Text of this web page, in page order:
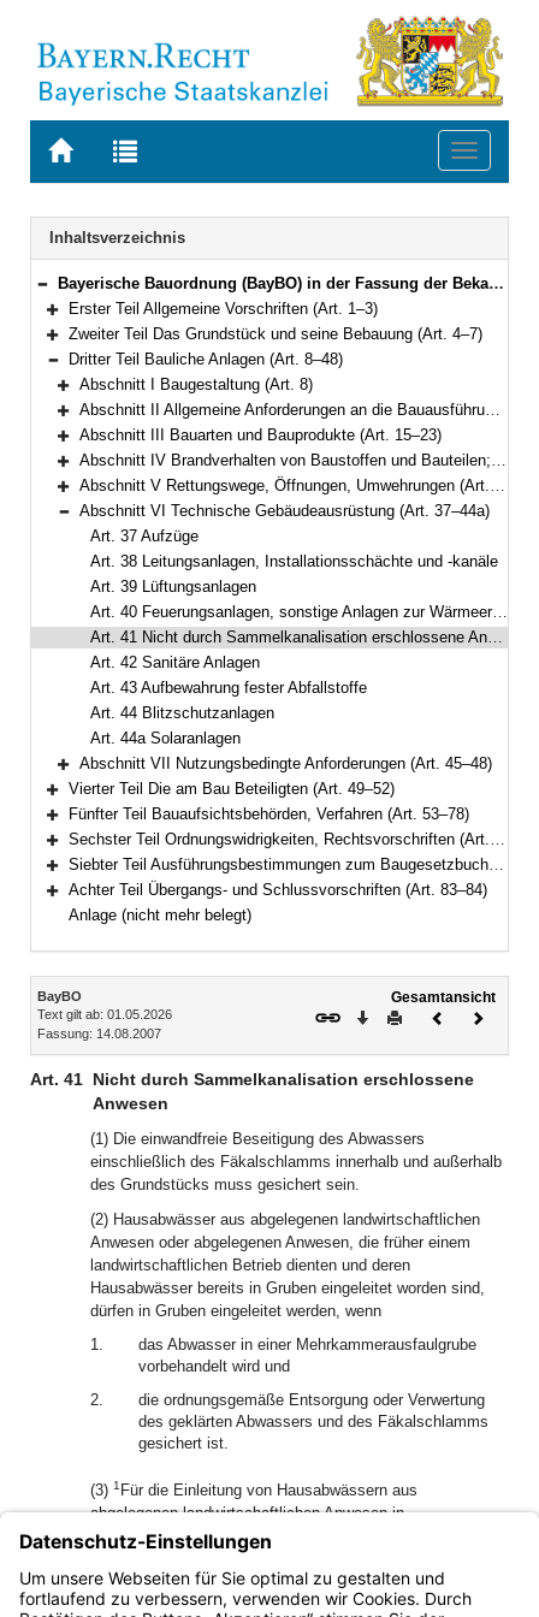
Zur
BAYERN.RECHT
Zur
letzten
Suche
Toggle
Navigation
Inhaltsverzeichnis
Bereich reduzieren
Bayerische Bauordnung (BayBO) in der Fassung der Bekanntmachung vom 14. August 2007 (GVBl. S. 588) BayRS 2132-1-B (Art. 1–84)
Bereich erweitern
Erster Teil Allgemeine Vorschriften (Art. 1–3)
Bereich erweitern
Zweiter Teil Das Grundstück und seine Bebauung (Art. 4–7)
Bereich reduzieren
Dritter Teil Bauliche Anlagen (Art. 8–48)
Bereich erweitern
Abschnitt I Baugestaltung (Art. 8)
Bereich erweitern
Abschnitt II Allgemeine Anforderungen an die Bauausführung (Art. 9–14)
Bereich erweitern
Abschnitt III Bauarten und Bauprodukte (Art. 15–23)
Bereich erweitern
Abschnitt IV Brandverhalten von Baustoffen und Bauteilen; Wände, Decken, Dächer (Art. 24–30)
Bereich erweitern
Abschnitt V Rettungswege, Öffnungen, Umwehrungen (Art. 31–36)
Bereich reduzieren
Abschnitt VI Technische Gebäudeausrüstung (Art. 37–44a)
Art. 37 Aufzüge
Art. 38 Leitungsanlagen, Installationsschächte und -kanäle
Art. 39 Lüftungsanlagen
Art. 40 Feuerungsanlagen, sonstige Anlagen zur Wärmeerzeugung, Brennstoffversorgung
Art. 41 Nicht durch Sammelkanalisation erschlossene Anwesen
Art. 42 Sanitäre Anlagen
Art. 43 Aufbewahrung fester Abfallstoffe
Art. 44 Blitzschutzanlagen
Art. 44a Solaranlagen
Bereich erweitern
Abschnitt VII Nutzungsbedingte Anforderungen (Art. 45–48)
Bereich erweitern
Vierter Teil Die am Bau Beteiligten (Art. 49–52)
Bereich erweitern
Fünfter Teil Bauaufsichtsbehörden, Verfahren (Art. 53–78)
Bereich erweitern
Sechster Teil Ordnungswidrigkeiten, Rechtsvorschriften (Art. 79–81a)
Bereich erweitern
Siebter Teil Ausführungsbestimmungen zum Baugesetzbuch (Art. 82–82c)
Bereich erweitern
Achter Teil Übergangs- und Schlussvorschriften (Art. 83–84)
Anlage (nicht mehr belegt)
Inhalt
BayBO
Text gilt ab: 01.05.2026
Fassung: 14.08.2007
Gesamtansicht
Download
DruckenVorheriges
Art. 41 Nicht durch Sammelkanalisation erschlossene
Anwesen
(1) Die einwandfreie Beseitigung des Abwassers
einschließlich des Fäkalschlamms innerhalb und außerhalb
des Grundstücks muss gesichert sein.
(2) Hausabwässer aus abgelegenen landwirtschaftlichen
Anwesen oder abgelegenen Anwesen, die früher einem
landwirtschaftlichen Betrieb dienten und deren
Hausabwässer bereits in Gruben eingeleitet worden sind,
dürfen in Gruben eingeleitet werden, wenn
1.
das Abwasser in einer Mehrkammerausfaulgrube
vorbehandelt wird und
2.
die ordnungsgemäße Entsorgung oder Verwertung
des geklärten Abwassers und des Fäkalschlamms
gesichert ist.
(3) 1 Für die Einleitung von Hausabwässern aus
abgelegenen landwirtschaftlichen Anwesen in
Biogasanlagen gilt Abs. 2 entsprechend.
Vorbehandlung in einer Mehrkammerausfaulgrube ist nicht
erforderlich, wenn durch den Betrieb der Biogasanlage eine
gleichwertige Hygienisierung sichergestellt ist.